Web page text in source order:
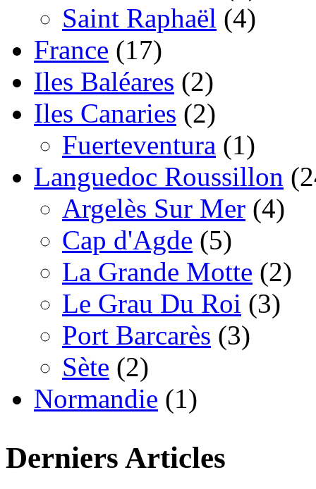
Saint Raphaël (4)
France (17)
Iles Baléares (2)
Iles Canaries (2)
Fuerteventura (1)
Languedoc Roussillon
Argelès Sur Mer (4)
Cap d'Agde (5)
La Grande Motte (2)
Le Grau Du Roi (3)
Port Barcarès (3)
Sète (2)
Normandie (1)
Derniers Articles